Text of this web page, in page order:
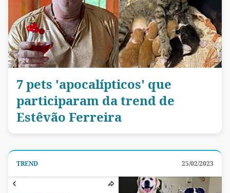
7 pets 'apocalípticos' que
participaram da trend de
Estêvão Ferreira
TREND 25/02/2023